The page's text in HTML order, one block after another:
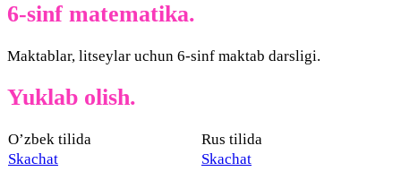
6-sinf matematika.
Maktablar, litseylar uchun 6-sinf maktab darsligi.
Yuklab olish.
O’zbek tilida
Rus tilida
Skachat
Skachat